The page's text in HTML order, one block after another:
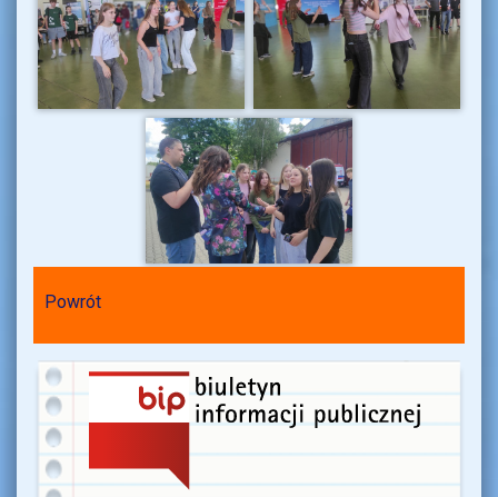
Powrót